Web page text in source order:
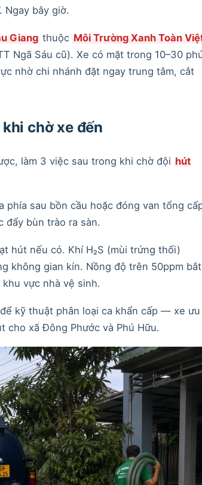
Ngay bây giờ.
Giang thuộc Môi Trường Xanh Toàn
Ngã Sáu cũ). Xe có mặt trong 10–30
nhờ chi nhánh đặt ngay trung tâm, cắt
chờ xe đến
làm 3 việc sau trong khi chờ đội hút
phía sau bồn cầu hoặc đóng van tổng
đẩy bùn trào ra sàn.
hút nếu có. Khí H₂S (mùi trứng thối)
không gian kín. Nồng độ trên 50ppm bắt
vực nhà vệ sinh.
để kỹ thuật phân loại ca khẩn cấp — xe ưu
cho xã Đông Phước và Phú Hữu.